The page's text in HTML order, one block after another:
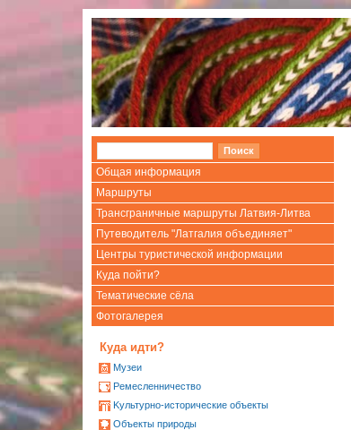
Общая информация
Маршруты
Трансграничные маршруты Латвия-Литва
Путеводитель "Латгалия объединяет"
Центры туристической информации
Куда пойти?
Тематические сёла
Фотогалерея
Куда идти?
Mузеи
Ремесленничество
Kультурно-историческиe объекты
Oбъекты природы